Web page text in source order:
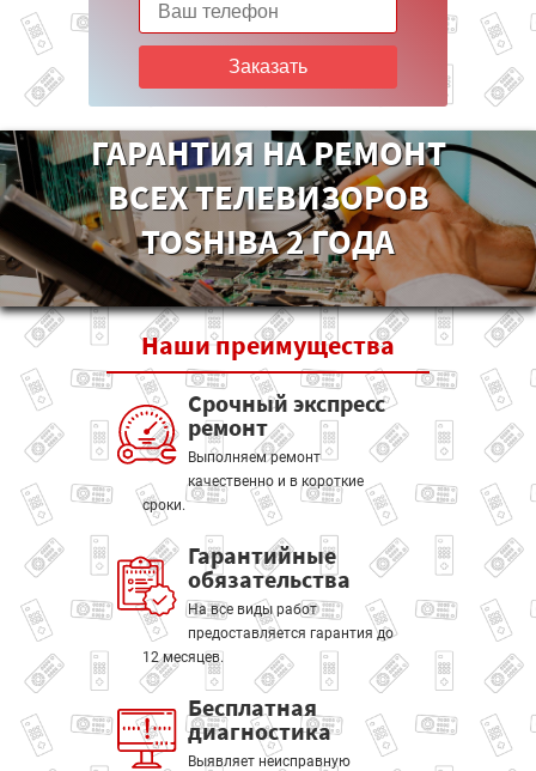
Заказать
ГАРАНТИЯ НА РЕМОНТ
ВСЕХ ТЕЛЕВИЗОРОВ
TOSHIBA 2 ГОДА
Нашипреимущества
Срочный экспресс
ремонт
Выполняем ремонт
качественно и в короткие
сроки.
Гарантийные
обязательства
На все виды работ
предоставляется гарантия до
12 месяцев.
Бесплатная
диагностика
Выявляет неисправную